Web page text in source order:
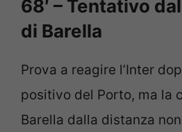
68′ – Tentativo
di Barella
Prova a reagire l’Inter
positivo del Porto, ma la
Barella dalla distanza